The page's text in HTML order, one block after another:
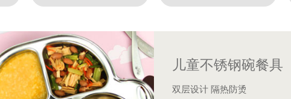
儿童不锈钢碗餐具
双层设计 隔热防烫